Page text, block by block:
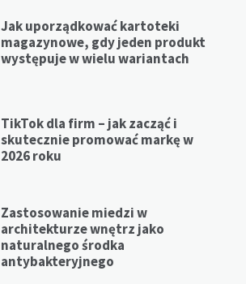
Jak uporządkować kartoteki
magazynowe, gdy jeden produkt
występuje w wielu wariantach
TikTok dla firm – jak zacząć i
skutecznie promować markę w
2026 roku
Zastosowanie miedzi w
architekturze wnętrz jako
naturalnego środka
antybakteryjnego